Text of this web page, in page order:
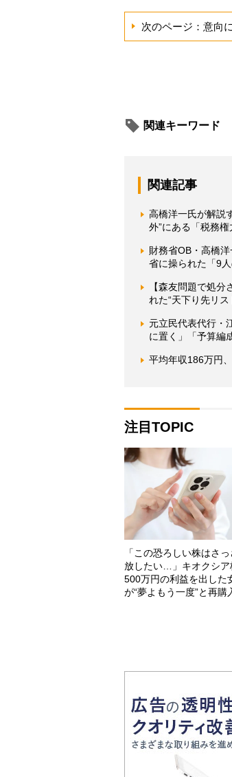
次のページ：意向
関連キーワード
関連記事
高橋洋一氏が解説
外”にある「税務
財務省OB・高橋
省に操られた「9
【森友問題で処
れた“天下り先リス
元立民代表代行・
に置く」「予算編
平均年収186万円
注目TOPIC
「この恐ろしい株はさ
放したい…」キオクシア
500万円の利益を出した
が“夢よもう一度”と再購